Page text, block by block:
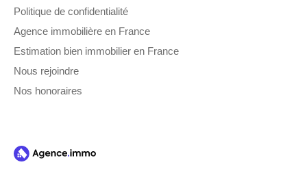
Politique de confidentialité
Agence immobilière en France
Estimation bien immobilier en France
Nous rejoindre
Nos honoraires